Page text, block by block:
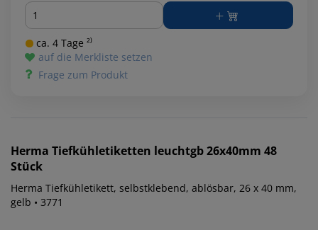
Menge
ca. 4 Tage ²⁾
auf die Merkliste setzen
Frage zum Produkt
Herma Tiefkühletiketten leuchtgb 26x40mm 48
Stück
Herma Tiefkühletikett, selbstklebend, ablösbar, 26 x 40 mm,
gelb • 3771